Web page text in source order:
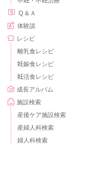
Ｑ＆Ａ
体験談
レシピ
離乳食レシピ
妊娠食レシピ
妊活食レシピ
成長アルバム
施設検索
産後ケア施設検索
産婦人科検索
婦人科検索